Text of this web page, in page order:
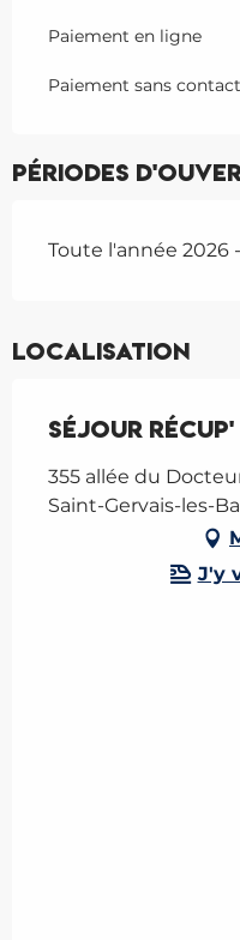
Paiement en ligne
Paiement sans contact
Périodes
Toute l'année 2026
Localisation
Séjour
355 allée du
Saint-Gervais-les-
J'y